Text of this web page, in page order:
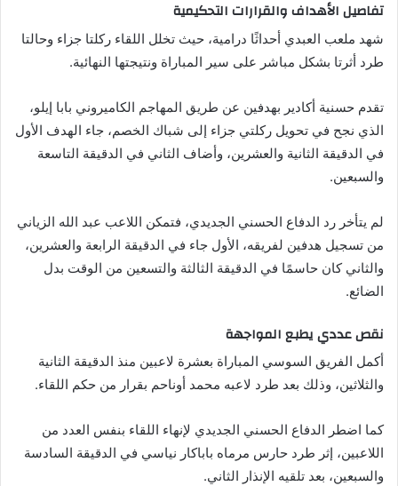
تفاصيل الأهداف والقرارات التحكيمية
شهد ملعب العبدي أحداثًا درامية، حيث تخلل اللقاء ركلتا جزاء وحالتا
طرد أثرتا بشكل مباشر على سير المباراة ونتيجتها النهائية.
تقدم حسنية أكادير بهدفين عن طريق المهاجم الكاميروني بابا إيلو،
الذي نجح في تحويل ركلتي جزاء إلى شباك الخصم، جاء الهدف الأول
في الدقيقة الثانية والعشرين، وأضاف الثاني في الدقيقة التاسعة
والسبعين.
لم يتأخر رد الدفاع الحسني الجديدي، فتمكن اللاعب عبد الله الزياني
من تسجيل هدفين لفريقه، الأول جاء في الدقيقة الرابعة والعشرين،
والثاني كان حاسمًا في الدقيقة الثالثة والتسعين من الوقت بدل
الضائع.
نقص عددي يطبع المواجهة
أكمل الفريق السوسي المباراة بعشرة لاعبين منذ الدقيقة الثانية
والثلاثين، وذلك بعد طرد لاعبه محمد أوناحم بقرار من حكم اللقاء.
كما اضطر الدفاع الحسني الجديدي لإنهاء اللقاء بنفس العدد من
اللاعبين، إثر طرد حارس مرماه باباكار نياسي في الدقيقة السادسة
والسبعين، بعد تلقيه الإنذار الثاني.